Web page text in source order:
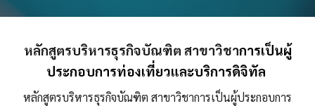
หลักสูตรบริหารธุรกิจบัณฑิต สาขาวิชาการเป็นผู้
ประกอบการท่องเที่ยวและบริการดิจิทัล
หลักสูตรบริหารธุรกิจบัณฑิต สาขาวิชาการเป็นผู้ประกอบการ